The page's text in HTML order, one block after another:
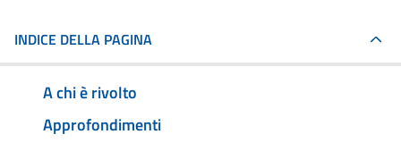
INDICE DELLA PAGINA
A chi è rivolto
Approfondimenti